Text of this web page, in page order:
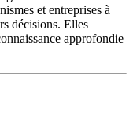
et entreprises à
décisions. Elles
approfondie